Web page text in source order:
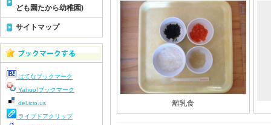
離乳食
ども園たから幼稚園)
サイトマップ
はてなブックマーク
Yahoo!ブックマーク
del.icio.us
ライブドアクリップ